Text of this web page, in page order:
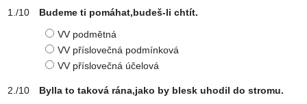
Budeme ti pomáhat,budeš-li chtít.
VV podmětná
VV příslovečná podmínková
VV příslovečná účelová
Bylla to taková rána,jako by blesk uhodil do stromu.